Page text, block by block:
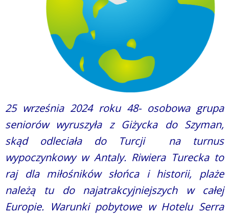
25 września 2024 roku 48- osobowa grupa
seniorów wyruszyła z Giżycka do Szyman,
skąd odleciała do Turcji na turnus
wypoczynkowy w Antaly. Riwiera Turecka to
raj dla miłośników słońca i historii, plaże
należą tu do najatrakcyjniejszych w całej
Europie. Warunki pobytowe w Hotelu Serra